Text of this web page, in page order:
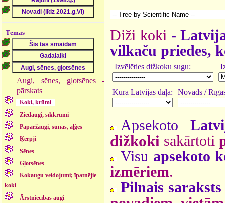
Tēmas
Augi, sēnes, gļotsēnes -
pārskats
Koki, krūmi
Ziedaugi, sīkkrūmi
Paparžaugi, sūnas, aļģes
Ķērpji
Sēnes
Gļotsēnes
Kokaugu veidojumi; īpatnējie
koki
Ārstniecības augi
Diži koki -
vilkaču priedes,
Izvēlēties dižkoku sugu:
Kura Latvijas daļa: Novads /
Apsekoto
dižkoki sakārtoti
Visu apsekoto
izmēriem.
Pilnais